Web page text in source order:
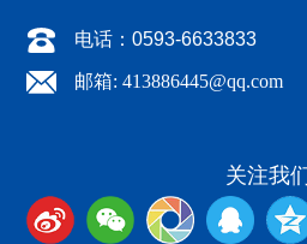
电话：0593-6633833
邮箱: 413886445@qq.com
关注我